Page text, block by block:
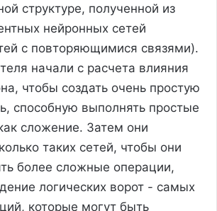
структуре, полученной из
нейронных сетей
с повторяющимися связями).
начали с расчета влияния
чтобы создать очень простую
способную выполнять простые
сложение. Затем они
таких сетей, чтобы они
более сложные операции,
логических ворот - самых
которые могут быть